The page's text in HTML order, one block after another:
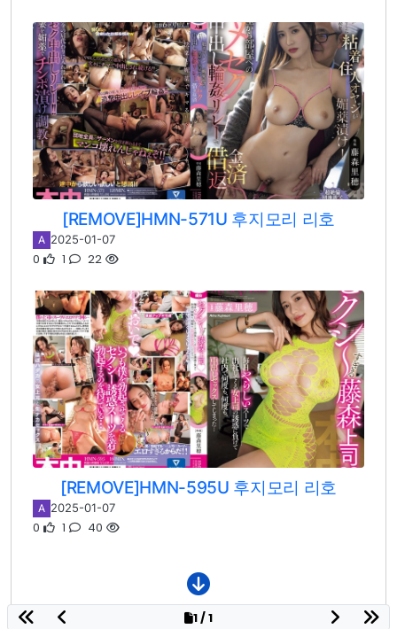
[REMOVE]HMN-571U 후지모리 리호
A 2025-01-07
0 1 22
[REMOVE]HMN-595U 후지모리 리호
A 2025-01-07
0 1 40
1 / 1